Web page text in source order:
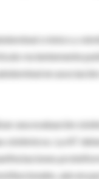
crónico y
recientemente
en
una evaluación
La AT
aún en